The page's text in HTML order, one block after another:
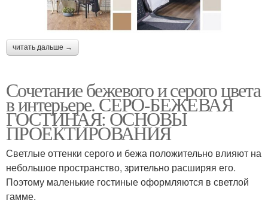
читать дальше →
Сочетание бежевого и серого цвета
в интерьере. СЕРО-БЕЖЕВАЯ
ГОСТИНАЯ: ОСНОВЫ
ПРОЕКТИРОВАНИЯ
Светлые оттенки серого и бежа положительно влияют на
небольшое пространство, зрительно расширяя его.
Поэтому маленькие гостиные оформляются в светлой
гамме.